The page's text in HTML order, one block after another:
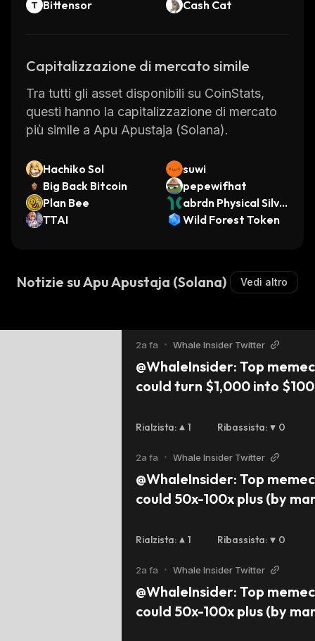
Bittensor Cash Cat
Capitalizzazione di mercato simile
Tra tutti gli asset disponibili su CoinStats,
questi hanno la capitalizzazione di mercato
più simile a Apu Apustaja (Solana).
Hachiko Sol
suwi
Big Back Bitcoin
pepewifhat
Plan Bee
abrdn Physical Silve
r ETF (Dinari Tokeni
TTAI Wild Forest Token
Notizie su Apu Apustaja (Solana) Vedi altro
2a fa • Whale Insider Twitter
@WhaleInsider: Top
could turn $1,000 into
($956.8M) 3. $APU
#BRAINLET ($44.3M) 7.
8. #PETUNIA ($28.3M) 9.
$CB ($5.3M) 11. $RET
Rialzista: 1 Ribassista: 0
2a fa • Whale Insider Twitter
@WhaleInsider: Top
could 50x-100x plus (by
($376.3M) 4. #HARAMBE
($27.9M) 8. $TOBI ($16.8M)
($1.9M) Any others? 👇
Rialzista: 1 Ribassista: 0
2a fa • Whale Insider Twitter
@WhaleInsider: Top
could 50x-100x plus (by